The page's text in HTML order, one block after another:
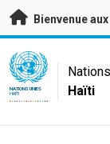
Passer au contenu
Bienvenue
UN Logo
NATIONS UNIES
HAÏTI
Haïti